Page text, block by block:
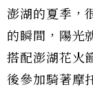
澎湖的夏季，
的瞬間，陽光
搭配澎湖花火
後參加騎著摩